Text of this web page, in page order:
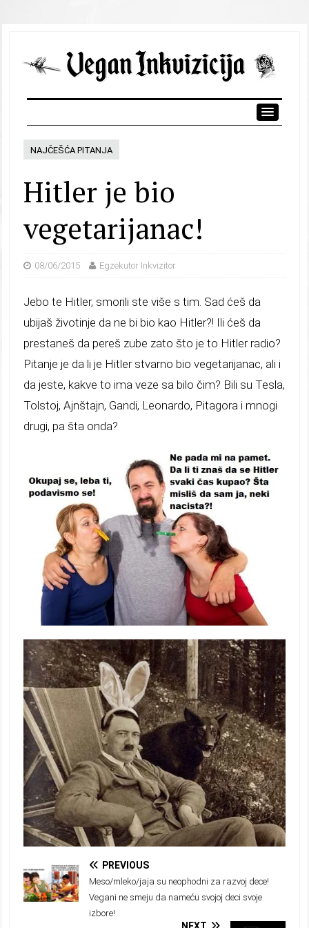
NAJČEŠĆA PITANJA
Hitler je bio
vegetarijanac!
08/06/2015 Egzekutor Inkvizitor
Jebo te Hitler, smorili ste više s tim. Sad ćeš da
ubijaš životinje da ne bi bio kao Hitler?! Ili ćeš da
prestaneš da pereš zube zato što je to Hitler radio?
Pitanje je da li je Hitler stvarno bio vegetarijanac, ali i
da jeste, kakve to ima veze sa bilo čim? Bili su Tesla,
Tolstoj, Ajnštajn, Gandi, Leonardo, Pitagora i mnogi
drugi, pa šta onda?
PREVIOUS
Meso/mleko/jaja su neophodni za razvoj dece!
Vegani ne smeju da nameću svojoj deci svoje
izbore!